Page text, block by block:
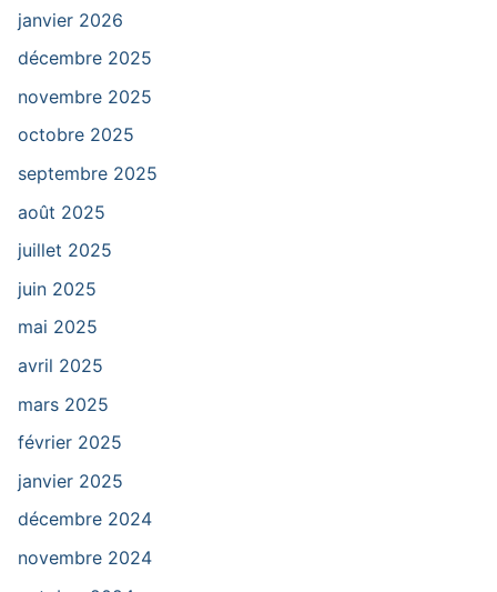
janvier 2026
décembre 2025
novembre 2025
octobre 2025
septembre 2025
août 2025
juillet 2025
juin 2025
mai 2025
avril 2025
mars 2025
février 2025
janvier 2025
décembre 2024
novembre 2024